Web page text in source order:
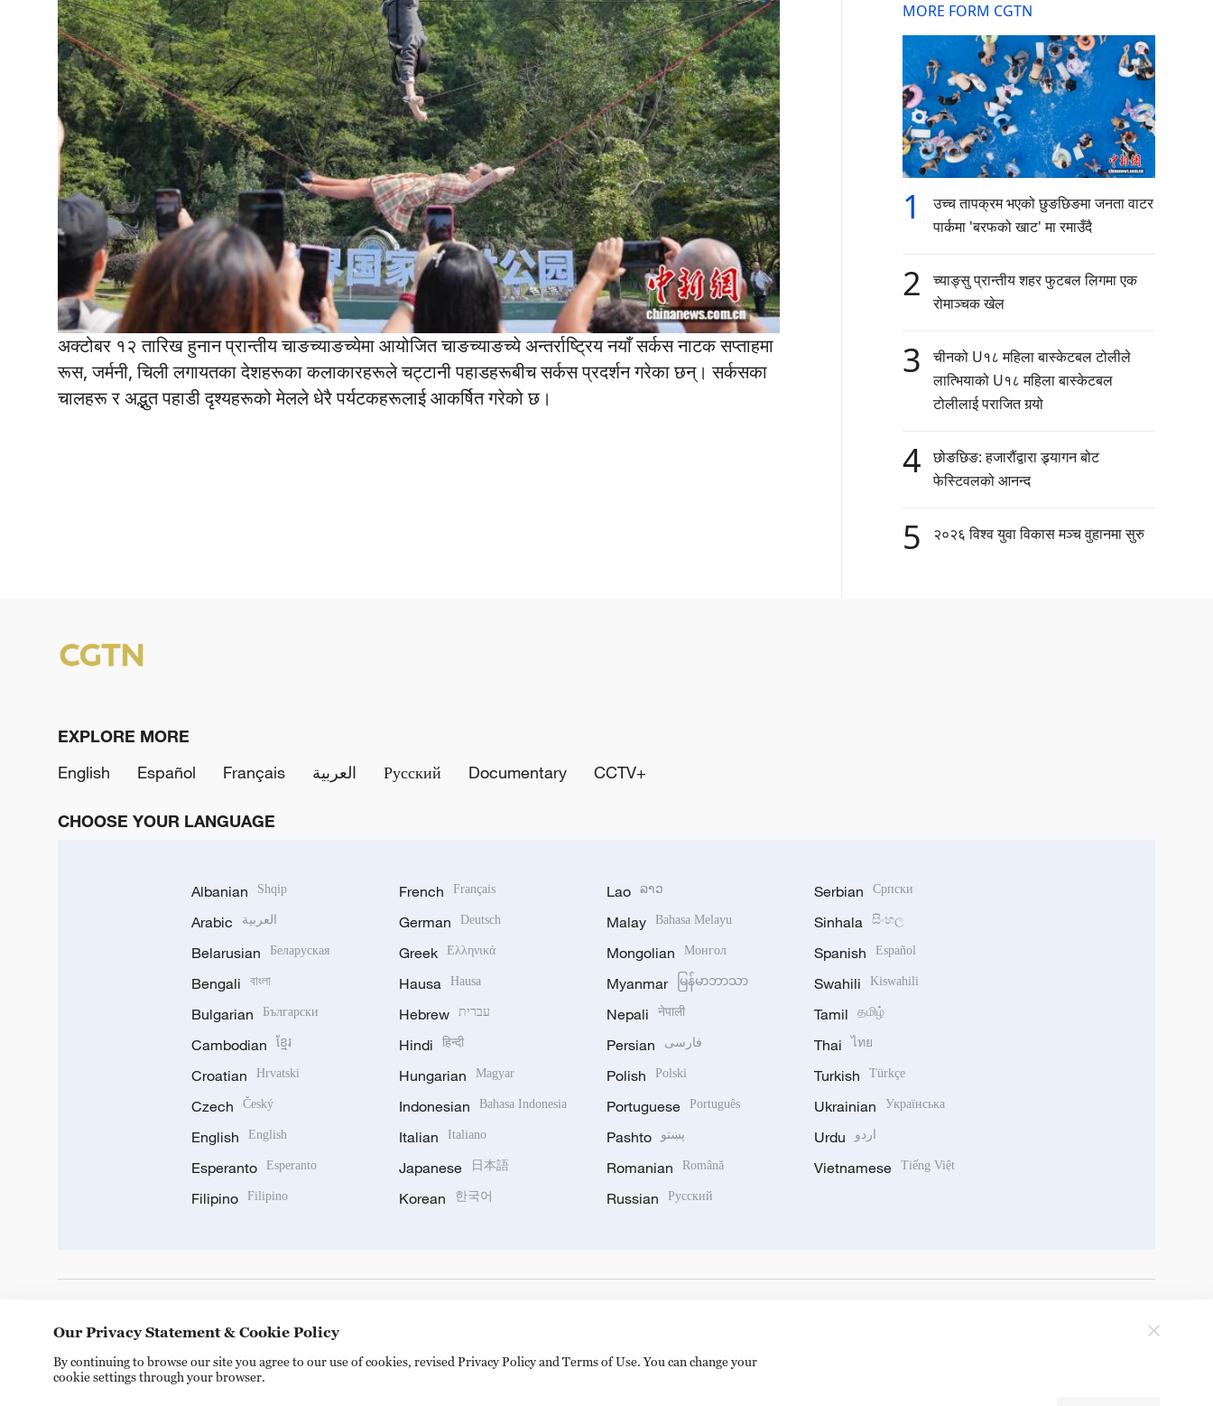
अक्टोबर १२ तारिख हुनान प्रान्तीय चाङच्याङच्येमा आयोजित चाङच्याङच्ये अन्तर्राष्ट्रिय नयाँ सर्कस नाटक सप्ताहमा
रूस, जर्मनी, चिली लगायतका देशहरूका कलाकारहरूले चट्टानी पहाडहरूबीच सर्कस प्रदर्शन गरेका छन्। सर्कसका
चालहरू र अद्भुत पहाडी दृश्यहरूको मेलले धेरै पर्यटकहरूलाई आकर्षित गरेको छ।
MORE FORM CGTN
1
उच्च तापक्रम भएको छुङछिङमा जनता वाटर
पार्कमा 'बरफको खाट' मा रमाउँदै
2
च्याङ्सु प्रान्तीय शहर फुटबल लिगमा एक
रोमाञ्चक खेल
3
चीनको U१८ महिला बास्केटबल टोलीले
लात्भियाको U१८ महिला बास्केटबल
टोलीलाई पराजित गर्‍यो
4
छोङछिङ: हजारौंद्वारा ड्र्यागन बोट
फेस्टिवलको आनन्द
5 २०२६ विश्व युवा विकास मञ्च वुहानमा सुरु
EXPLORE MORE
English
Español Français العربية Русский Documentary CCTV+
CHOOSE YOUR LANGUAGE
Albanian Shqip
Arabic العربية
Belarusian Беларуская
Bengali বাংলা
Bulgarian Български
Cambodian ខ្មែរ
Croatian Hrvatski
Czech Český
English English
Esperanto Esperanto
Filipino Filipino
French Français
German Deutsch
Greek Ελληνικά
Hausa Hausa
Hebrew עברית
Hindi हिन्दी
Hungarian Magyar
Indonesian Bahasa Indonesia
Italian Italiano
Japanese 日本語
Korean 한국어
Lao ລາວ
Malay Bahasa Melayu
Mongolian Монгол
Myanmar မြန်မာဘာသာ
Nepali नेपाली
Persian فارسی
Polish Polski
Portuguese Português
Pashto پښتو
Romanian Română
Russian Русский
Serbian Српски
Sinhala සිංහල
Spanish Español
Swahili Kiswahili
Tamil தமிழ்
Thai ไทย
Turkish Türkçe
Ukrainian Українська
Urdu اردو
Vietnamese Tiếng Việt
Our Privacy Statement & Cookie Policy
By continuing to browse our site you agree to our use of cookies, revised Privacy Policy and Terms of Use. You can change your
cookie settings through your browser.